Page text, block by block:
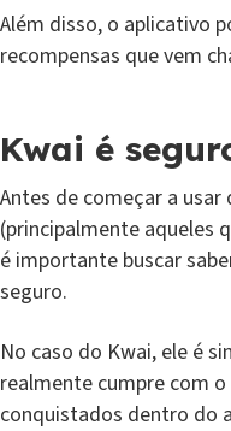
Além disso, o aplicativo
recompensas que vem
Kwai é
Antes de começar a
(principalmente aqueles
é importante buscar
seguro.
No caso do Kwai, ele é
realmente cumpre com
conquistados dentro do